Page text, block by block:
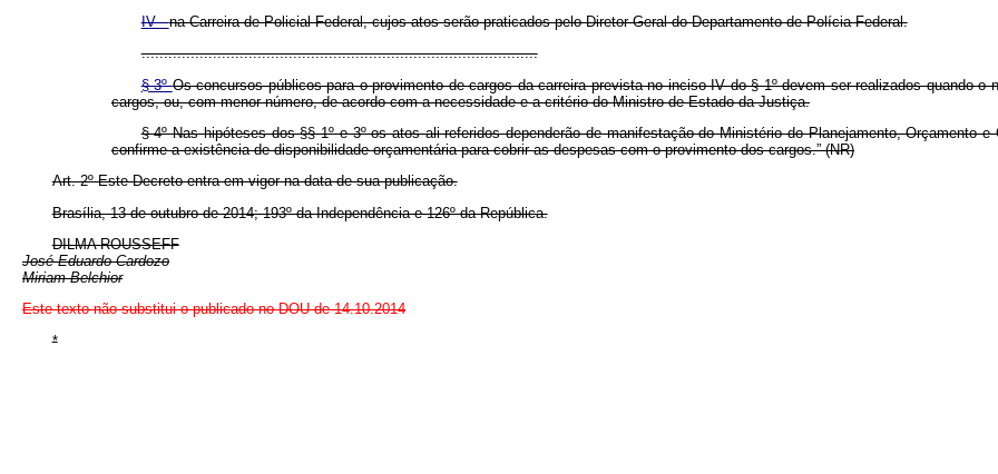
IV -na Carreira de Policial Federal, cujos atos serão praticados pelo Diretor-Geral do Departamento de Polícia Federal.
.........................................................................................
§ 3ºOs concursos públicos para o provimento de cargos da carreira prevista no inciso IV do § 1º devem ser realizados quando
cargos, ou, com menor número, de acordo com a necessidade e a critério do Ministro de Estado da Justiça.
§ 4º Nas hipóteses dos §§ 1º e 3º os atos ali referidos dependerão de manifestação do Ministério do Planejamento, Orçamento
confirme a existência de disponibilidade orçamentária para cobrir as despesas com o provimento dos cargos.” (NR)
Art. 2º Este Decreto entra em vigor na data de sua publicação.
Brasília, 13 de outubro de 2014; 193º da Independência e 126º da República.
DILMA ROUSSEFF
José Eduardo Cardozo
Miriam Belchior
Este texto não substitui o publicado no DOU de 14.10.2014
*